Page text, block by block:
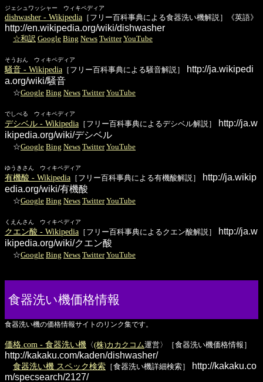
ジェシュワッシャー ウィキペディア
dishwasher - Wikipedia ［フリー百科事典による食器洗い機解説］《英語》
http://en.wikipedia.org/wiki/dishwasher
☆和訳 Google Bing News Twitter YouTube
そうおん ウィキペディア
騒音 - Wikipedia ［フリー百科事典による騒音解説］
http://ja.wikipedi
a.org/wiki/騒音
☆Google Bing News Twitter YouTube
でしべる ウィキペディア
デシベル - Wikipedia ［フリー百科事典によるデシベル解説］
http://ja.w
ikipedia.org/wiki/デシベル
☆Google Bing News Twitter YouTube
ゆうきさん ウィキペディア
有機酸 - Wikipedia ［フリー百科事典による有機酸解説］
http://ja.wikip
edia.org/wiki/有機酸
☆Google Bing News Twitter YouTube
くえんさん ウィキペディア
クエン酸 - Wikipedia ［フリー百科事典によるクエン酸解説］
http://ja.w
ikipedia.org/wiki/クエン酸
☆Google Bing News Twitter YouTube
食器洗い機価格情報
食器洗い機の価格情報サイトのリンク集です。
価格.com - 食器洗い機 〈(株)カカクコム運営〉［食器洗い機価格情報］
http://kakaku.com/kaden/dishwasher/
食器洗い機 スペック検索 ［食器洗い機詳細検索］
http://kakaku.co
m/specsearch/2127/